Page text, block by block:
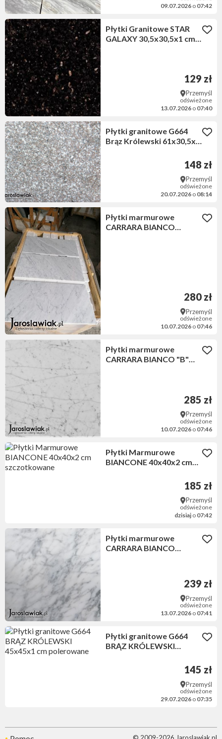
09.07.2026 o 07:42
Płytki Granitowe STAR
GALAXY 30,5x30,5x1 cm
129 zł
Przemyśl
odświeżone
13.07.2026 o 07:40
Płytki granitowe G664
Brąz Królewski 61x30,5x1
148 zł
Przemyśl
odświeżone
20.07.2026 o 08:14
Płytki marmurowe
CARRARA BIANCO
280 zł
Przemyśl
odświeżone
10.07.2026 o 07:46
Płytki marmurowe
CARRARA BIANCO "B"
285 zł
Przemyśl
odświeżone
10.07.2026 o 07:46
Płytki Marmurowe
BIANCONE 40x40x2 cm
185 zł
Przemyśl
odświeżone
dzisiaj o 07:42
Płytki marmurowe
CARRARA BIANCO
239 zł
Przemyśl
odświeżone
13.07.2026 o 07:41
Płytki granitowe G664
BRĄZ KRÓLEWSKI
145 zł
Przemyśl
odświeżone
29.07.2026 o 07:35